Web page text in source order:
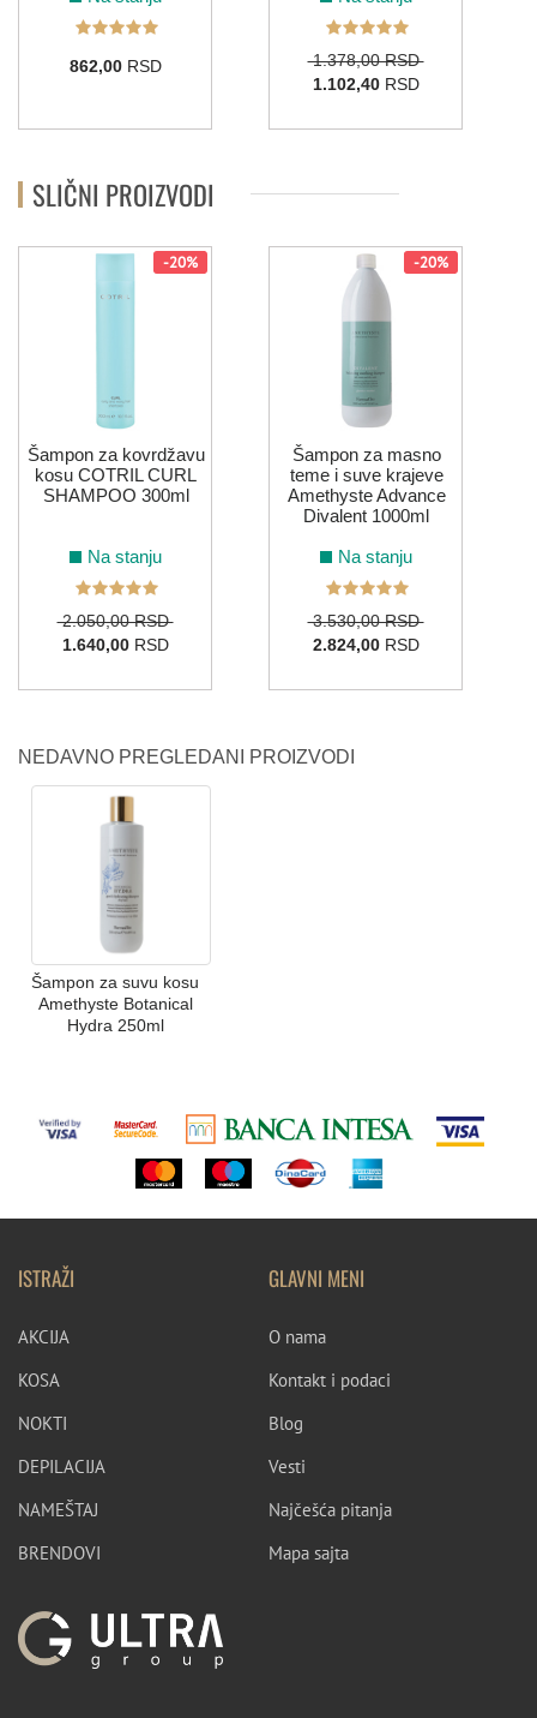
862,00RSD
1.378,00 RSD
1.102,40RSD
SLIČNI PROIZVODI
-20%
Šampon za kovrdžavu
kosu COTRIL CURL
SHAMPOO 300ml
Na stanju
2.050,00 RSD
1.640,00RSD
-20%
Šampon za masno
teme i suve krajeve
Amethyste Advance
Divalent 1000ml
Na stanju
3.530,00 RSD
2.824,00RSD
NEDAVNO PREGLEDANI PROIZVODI
Šampon za suvu kosu
Amethyste Botanical
Hydra 250ml
ISTRAŽI
AKCIJA
KOSA
NOKTI
DEPILACIJA
NAMEŠTAJ
BRENDOVI
GLAVNI MENI
O nama
Kontakt i podaci
Blog
Vesti
Najčešća pitanja
Mapa sajta